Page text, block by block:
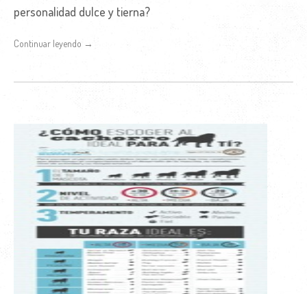
personalidad dulce y tierna?
Continuar leyendo →